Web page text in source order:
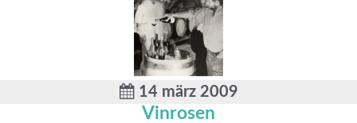
14 märz 2009
Vinrosen